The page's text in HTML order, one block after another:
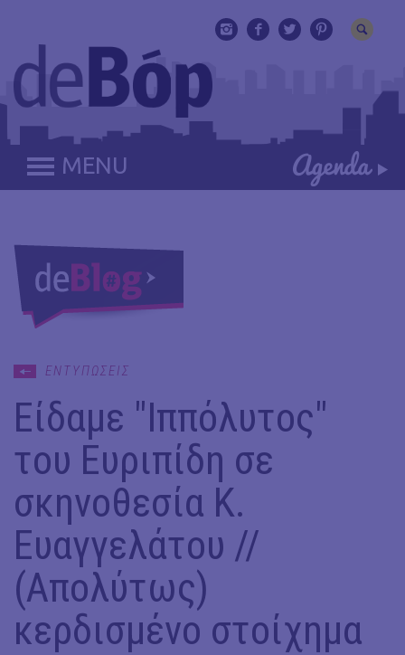
MENU
ΕΝΤΥΠΩΣΕΙΣ
Είδαμε "Ιππόλυτος"
του Ευριπίδη σε
σκηνοθεσία Κ.
Ευαγγελάτου //
(Απολύτως)
κερδισμένο στοίχημα